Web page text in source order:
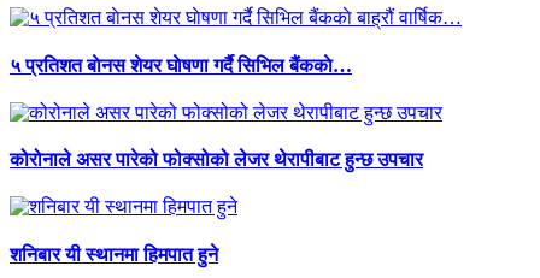
५ प्रतिशत बाेनस शेयर घाेषणा गर्दै सिभिल बैंककाे…
कोरोनाले असर पारेको फोक्सोको लेजर थेरापीबाट हुन्छ उपचार
शनिबार यी स्थानमा हिमपात हुने